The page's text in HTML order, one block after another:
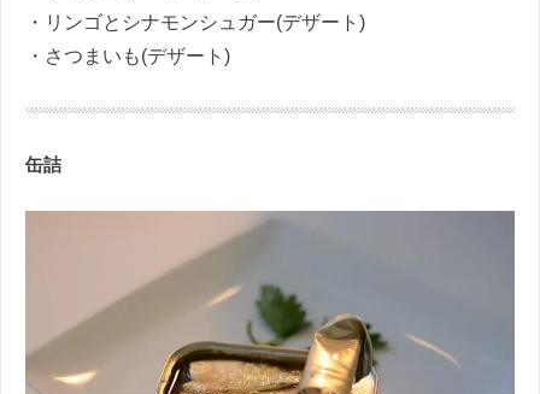
・リンゴとシナモンシュガー(デザート)
・さつまいも(デザート)
缶詰